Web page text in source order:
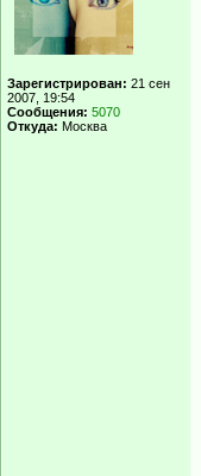
Зарегистрирован: 21 сен
2007, 19:54
Сообщения: 5070
Откуда: Москва